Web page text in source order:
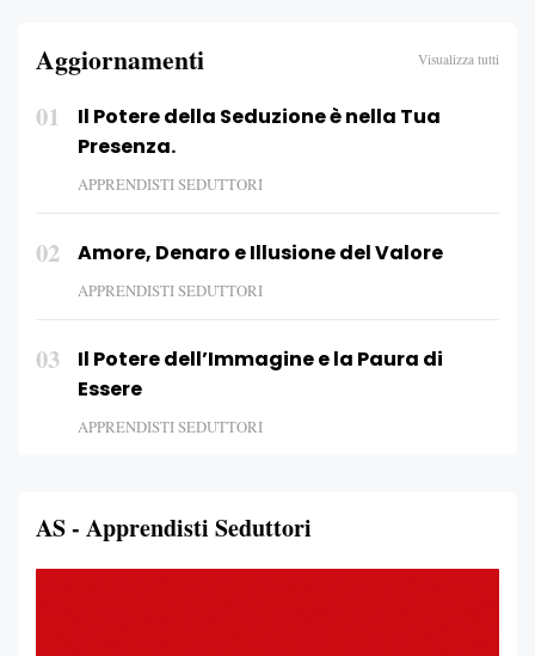
Aggiornamenti Visualizza tutti
01
Il Potere della Seduzione è nella Tua
Presenza.
APPRENDISTI SEDUTTORI
02 Amore, Denaro e Illusione del Valore
APPRENDISTI SEDUTTORI
03
Il Potere dell’Immagine e la Paura di
Essere
APPRENDISTI SEDUTTORI
AS - Apprendisti Seduttori